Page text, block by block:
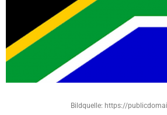
Bildquelle: https://